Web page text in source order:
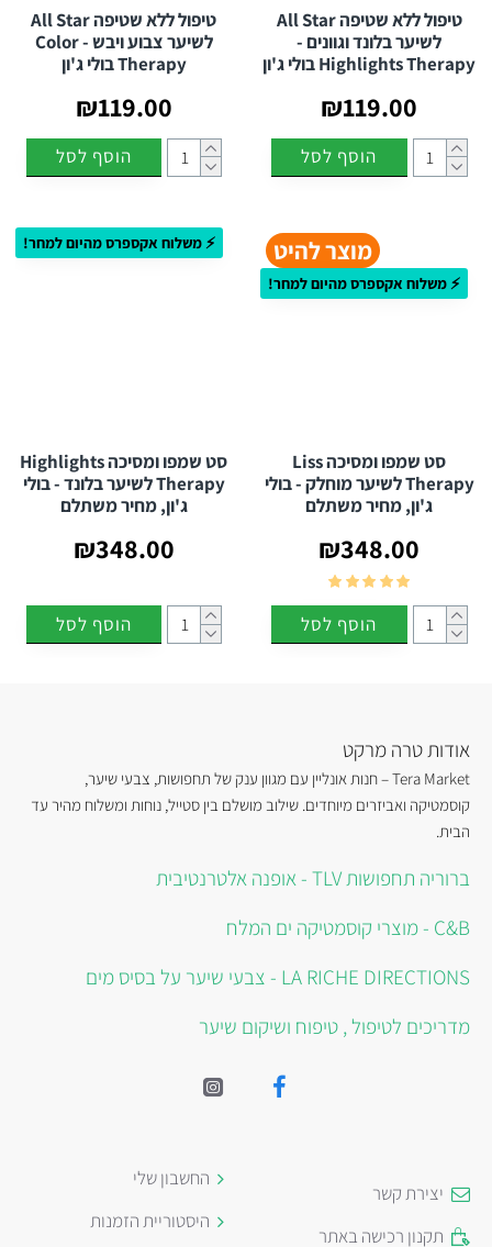
טיפול ללא שטיפה All Star
לשיער בלונד וגוונים -
Highlights Therapy בולי ג'ון
₪119.00
הוסף לסל
טיפול ללא שטיפה All Star
לשיער צבוע ויבש - Color
Therapy בולי ג'ון
₪119.00
הוסף לסל
מוצר להיט
⚡ משלוח אקספרס מהיום למחר!
סט שמפו ומסיכה Liss
Therapy לשיער מוחלק - בולי
ג'ון, מחיר משתלם
₪348.00
הוסף לסל
⚡ משלוח אקספרס מהיום למחר!
סט שמפו ומסיכה Highlights
Therapy לשיער בלונד - בולי
ג'ון, מחיר משתלם
₪348.00
הוסף לסל
אודות טרה מרקט
Tera Market – חנות אונליין עם מגוון ענק של תחפושות, צבעי שיער,
קוסמטיקה ואביזרים מיוחדים. שילוב מושלם בין סטייל, נוחות ומשלוח מהיר עד
הבית.
ברוריה תחפושות TLV - אופנה אלטרנטיבית
C&B - מוצרי קוסמטיקה ים המלח
LA RICHE DIRECTIONS - צבעי שיער על בסיס מים
מדריכים לטיפול , טיפוח ושיקום שיער
יצירת קשר
תקנון רכישה באתר
החשבון שלי
היסטוריית הזמנות